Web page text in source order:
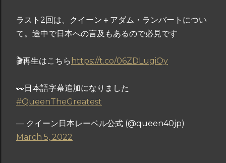
ラスト2回は、クイーン＋アダム・ランバートについ
て。途中で日本への言及もあるので必見です
🎬再生はこちら https://t.co/06ZDLugiOy
👀日本語字幕追加になりました
#QueenTheGreatest
— クイーン日本レーベル公式 (@queen40jp)
March 5, 2022